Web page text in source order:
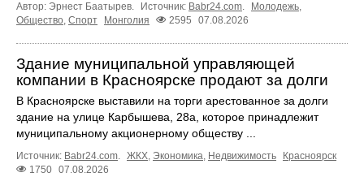
Автор: Эрнест Баатырев. Источник: Babr24.com. Молодежь,
Общество, Спорт Монголия 2595 07.08.2026
Здание муниципальной управляющей
компании в Красноярске продают за долги
В Красноярске выставили на торги арестованное за долги
здание на улице Карбышева, 28а, которое принадлежит
муниципальному акционерному обществу ...
Источник: Babr24.com. ЖКХ, Экономика, Недвижимость
Красноярск
1750 07.08.2026